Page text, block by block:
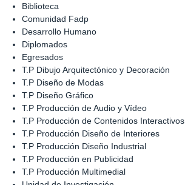
Biblioteca
Comunidad Fadp
Desarrollo Humano
Diplomados
Egresados
T.P Dibujo Arquitectónico y Decoración
T.P Diseño de Modas
T.P Diseño Gráfico
T.P Producción de Audio y Vídeo
T.P Producción de Contenidos Interactivos
T.P Producción Diseño de Interiores
T.P Producción Diseño Industrial
T.P Producción en Publicidad
T.P Producción Multimedial